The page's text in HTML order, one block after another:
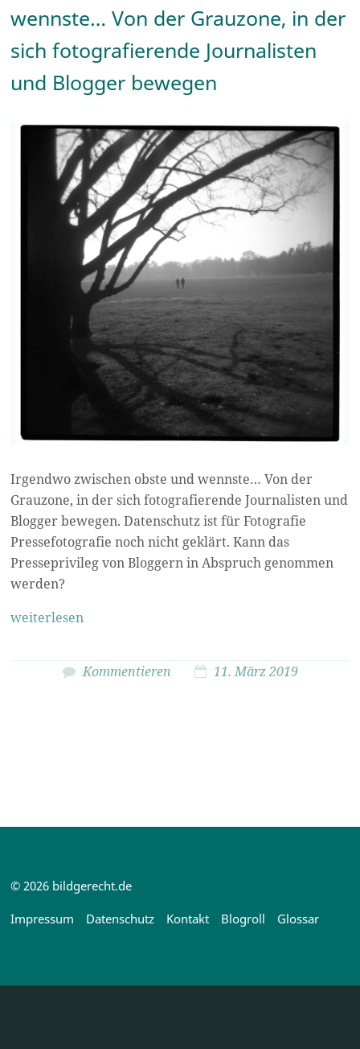
wennste… Von der Grauzone, in der
sich fotografierende Journalisten
und Blogger bewegen
Irgendwo zwischen obste und wennste… Von der
Grauzone, in der sich fotografierende Journalisten und
Blogger bewegen. Datenschutz ist für Fotografie
Pressefotografie noch nicht geklärt. Kann das
Presseprivileg von Bloggern in Abspruch genommen
werden?
weiterlesen
Kommentieren 11. März 2019
© 2026 bildgerecht.de
Impressum Datenschutz Kontakt Blogroll Glossar